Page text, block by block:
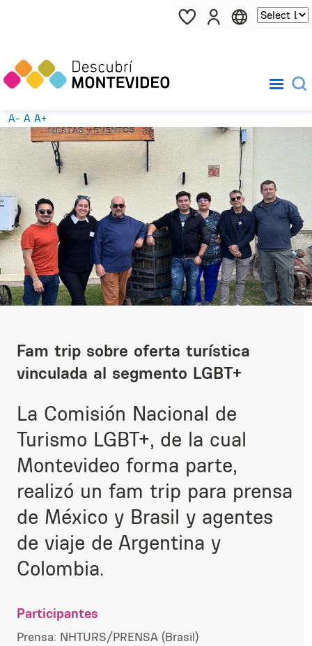
Pasar al contenido principal
A- A A+
Fam trip sobre oferta turística
vinculada al segmento LGBT+
La Comisión Nacional de
Turismo LGBT+, de la cual
Montevideo forma parte,
realizó un fam trip para prensa
de México y Brasil y agentes
de viaje de Argentina y
Colombia.
Participantes
Prensa: NHTURS/PRENSA (Brasil)